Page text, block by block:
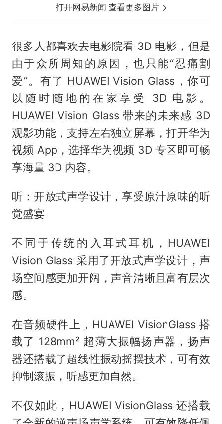
打开网易新闻 查看更多图片
很多人都喜欢去电影院看 3D 电影，但是
由于众所周知的原因，也只能“忍痛割
爱”。有了 HUAWEI Vision Glass，你可
以随时随地的在家享受 3D 电影。
HUAWEI Vision Glass 带来的未来感 3D
观影功能，支持左右独立屏幕，打开华为
视频 App，选择华为视频 3D 专区即可畅
享海量 3D 内容。
听：开放式声学设计，享受原汁原味的听
觉盛宴
不同于传统的入耳式耳机，HUAWEI
Vision Glass 采用了开放式声学设计，声
场空间感更加开阔，声音清晰且富有层次
感。
在音频硬件上，HUAWEI VisionGlass 搭
载了 128mm² 超薄大振幅扬声器，扬声
器还搭载了超线性振动摇摆技术，可有效
抑制滚振，听感更加自然。
不仅如此，HUAWEI VisionGlass 还搭载